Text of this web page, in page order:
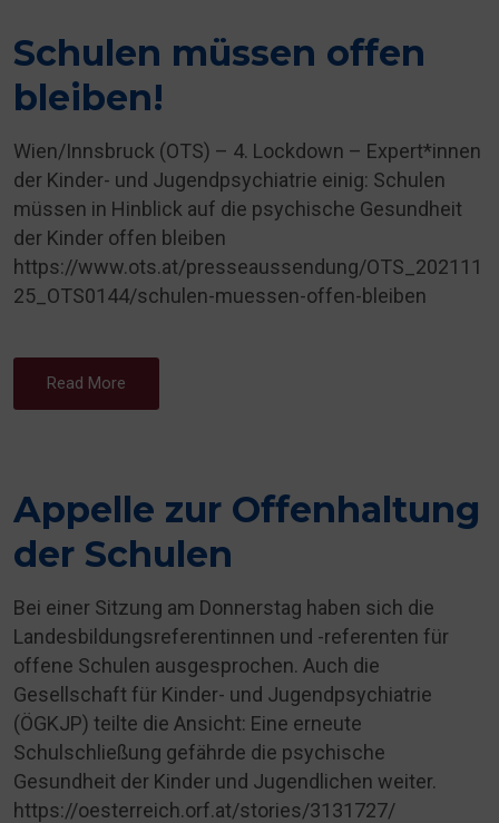
Schulen müssen offen
bleiben!
Wien/Innsbruck (OTS) – 4. Lockdown – Expert*innen
der Kinder- und Jugendpsychiatrie einig: Schulen
müssen in Hinblick auf die psychische Gesundheit
der Kinder offen bleiben
https://www.ots.at/presseaussendung/OTS_202111
25_OTS0144/schulen-muessen-offen-bleiben
Read More
Appelle zur Offenhaltung
der Schulen
Bei einer Sitzung am Donnerstag haben sich die
Landesbildungsreferentinnen und -referenten für
offene Schulen ausgesprochen. Auch die
Gesellschaft für Kinder- und Jugendpsychiatrie
(ÖGKJP) teilte die Ansicht: Eine erneute
Schulschließung gefährde die psychische
Gesundheit der Kinder und Jugendlichen weiter.
https://oesterreich.orf.at/stories/3131727/